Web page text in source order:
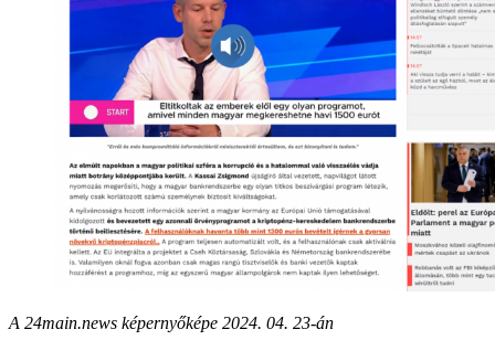
A 24main.news képernyőképe 2024. 04. 23-án